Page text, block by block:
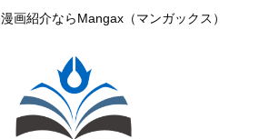
画紹介ならMangax（マンガックス）